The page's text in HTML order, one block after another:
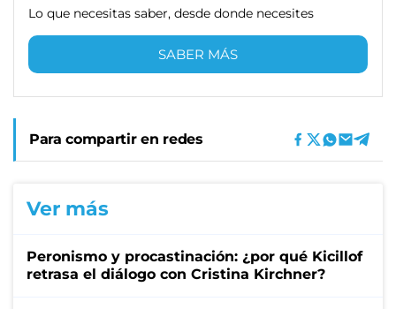
Lo que necesitas saber, desde donde necesites
SABER MÁS
Para compartir en redes
Ver más
Peronismo y procastinación: ¿por qué Kicillof
retrasa el diálogo con Cristina Kirchner?